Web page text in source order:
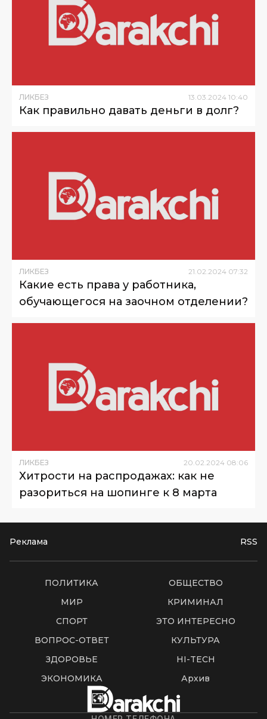
ЛИКБЕЗ 13 03 2024 10:40
Как правильно давать деньги в долг?
ЛИКБЕЗ 21 02 2024 07:32
Какие есть права у работника,
обучающегося на заочном отделении?
ЛИКБЕЗ 20.02.2024 08:06
Хитрости на распродажах: как не
разориться на шопинге к 8 марта
Реклама RSS
ПОЛИТИКА
ОБЩЕСТВО
МИР
КРИМИНАЛ
СПОРТ
ЭТО ИНТЕРЕСНО
ВОПРОС-ОТВЕТ
КУЛЬТУРА
ЗДОРОВЬЕ
HI-TECH
ЭКОНОМИКА
Архив